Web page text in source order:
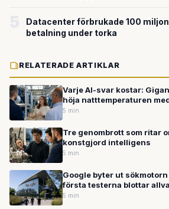
Datacenter förbrukade 100
betalning under torka
RELATERADE ARTIKLAR
Varje AI-svar kostar:
höja natttemperaturen
5 min
Tre genombrott som ritar
konstgjord intelligens
5 min
Google byter ut sökmotorn
första testerna blottar
5 min